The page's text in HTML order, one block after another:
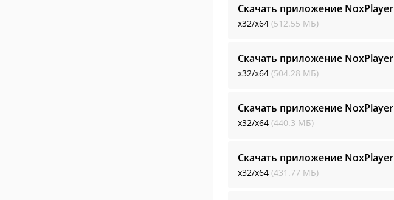
Скачать приложение NoxPlayer
x32/x64 (512.55 МБ)
Скачать приложение NoxPlayer
x32/x64 (504.28 МБ)
Скачать приложение NoxPlayer
x32/x64 (440.3 МБ)
Скачать приложение NoxPlayer
x32/x64 (431.77 МБ)